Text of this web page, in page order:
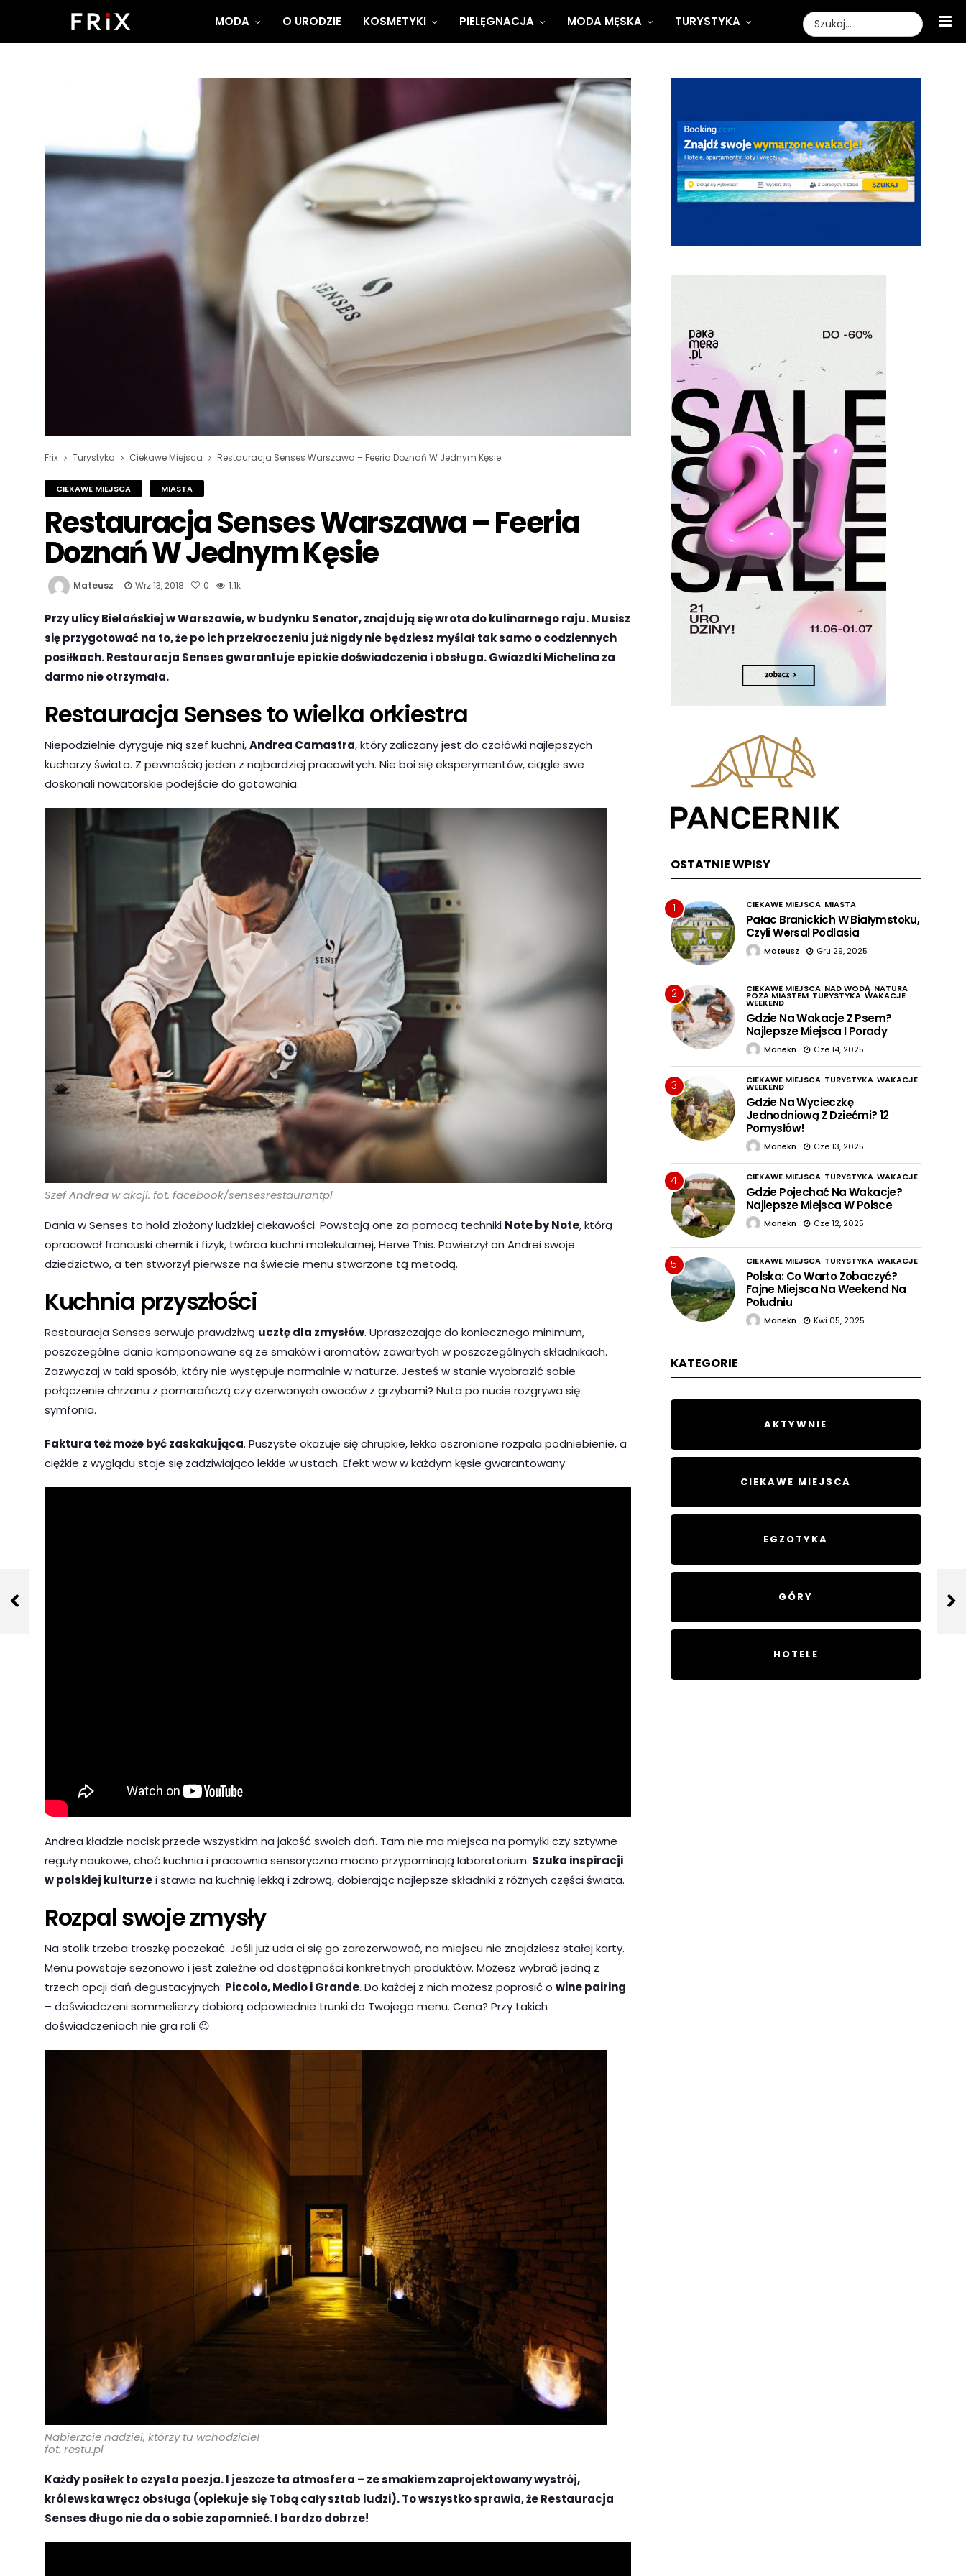
MODA O URODZIE KOSMETYKI PIELĘGNACJA MODA MĘSKA TURYSTYKA
Frix Turystyka Ciekawe Miejsca Restauracja Senses Warszawa – Feeria Doznań W Jednym Kęsie
CIEKAWE MIEJSCA MIASTA
Restauracja Senses Warszawa – Feeria
Doznań W Jednym Kęsie
Mateusz Wrz 13, 2018 0 1.1k
Przy ulicy Bielańskiej w Warszawie, w budynku Senator, znajdują się wrota do kulinarnego raju. Musisz
się przygotować na to, że po ich przekroczeniu już nigdy nie będziesz myślał tak samo o codziennych
posiłkach. Restauracja Senses gwarantuje epickie doświadczenia i obsługa. Gwiazdki Michelina za
darmo nie otrzymała.
Restauracja Senses to wielka orkiestra
Niepodzielnie dyryguje nią szef kuchni,Andrea Camastra, który zaliczany jest do czołówki najlepszych
kucharzy świata. Z pewnością jeden z najbardziej pracowitych. Nie boi się eksperymentów, ciągle swe
doskonali nowatorskie podejście do gotowania.
Szef Andrea w akcji. fot. facebook/sensesrestaurantpl
Dania w Senses to hołd złożony ludzkiej ciekawości. Powstają one za pomocą techniki Note by Note, którą
opracował francuski chemik i fizyk, twórca kuchni molekularnej, Herve This. Powierzył on Andrei swoje
dziedzictwo, a ten stworzył pierwsze na świecie menu stworzone tą metodą.
Kuchnia przyszłości
Restauracja Senses serwuje prawdziwą ucztę dla zmysłów. Upraszczając do koniecznego minimum,
poszczególne dania komponowane są ze smaków i aromatów zawartych w poszczególnych składnikach.
Zazwyczaj w taki sposób, który nie występuje normalnie w naturze. Jesteś w stanie wyobrazić sobie
połączenie chrzanu z pomarańczą czy czerwonych owoców z grzybami? Nuta po nucie rozgrywa się
symfonia.
Faktura też może być zaskakująca. Puszyste okazuje się chrupkie, lekko oszronione rozpala podniebienie, a
ciężkie z wyglądu staje się zadziwiająco lekkie w ustach. Efekt wow w każdym kęsie gwarantowany.
Andrea kładzie nacisk przede wszystkim na jakość swoich dań. Tam nie ma miejsca na pomyłki czy sztywne
reguły naukowe, choć kuchnia i pracownia sensoryczna mocno przypominają laboratorium. Szuka inspiracji
w polskiej kulturzei stawia na kuchnię lekką i zdrową, dobierając najlepsze składniki z różnych części świata.
Rozpal swoje zmysły
Na stolik trzeba troszkę poczekać. Jeśli już uda ci się go zarezerwować, na miejscu nie znajdziesz stałej karty.
Menu powstaje sezonowo i jest zależne od dostępności konkretnych produktów. Możesz wybrać jedną z
trzech opcji dań degustacyjnych: Piccolo, Medio i Grande. Do każdej z nich możesz poprosić o wine pairing
– doświadczeni sommelierzy dobiorą odpowiednie trunki do Twojego menu. Cena? Przy takich
doświadczeniach nie gra roli 😉
Nabierzcie nadziei, którzy tu wchodzicie!
fot. restu.pl
Każdy posiłek to czysta poezja. I jeszcze ta atmosfera – ze smakiem zaprojektowany wystrój,
królewska wręcz obsługa (opiekuje się Tobą cały sztab ludzi). To wszystko sprawia, że Restauracja
Senses długo nie da o sobie zapomnieć. I bardzo dobrze!
OSTATNIE WPISY
1 CIEKAWE MIEJSCA MIASTA
Pałac Branickich W Białymstoku,
Czyli Wersal Podlasia
Mateusz Gru 29, 2025
2 CIEKAWE MIEJSCA NAD WODĄ NATURA
POZA MIASTEM TURYSTYKA WAKACJE
WEEKEND
Gdzie Na Wakacje Z Psem?
Najlepsze Miejsca I Porady
Manekn Cze 14, 2025
3 CIEKAWE MIEJSCA TURYSTYKA WAKACJE
WEEKEND
Gdzie Na Wycieczkę
Jednodniową Z Dziećmi? 12
Pomysłów!
Manekn Cze 13, 2025
4 CIEKAWE MIEJSCA TURYSTYKA WAKACJE
Gdzie Pojechać Na Wakacje?
Najlepsze Miejsca W Polsce
Manekn Cze 12, 2025
5 CIEKAWE MIEJSCA TURYSTYKA WAKACJE
Polska: Co Warto Zobaczyć?
Fajne Miejsca Na Weekend Na
Południu
Manekn Kwi 05, 2025
KATEGORIE
AKTYWNIE
CIEKAWE MIEJSCA
EGZOTYKA
GÓRY
HOTELE